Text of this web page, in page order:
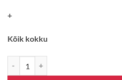
+
Kõik kokku